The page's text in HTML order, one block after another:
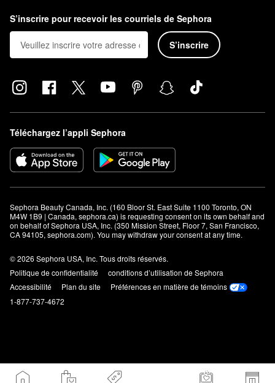
S’inscrire pour recevoir les courriels de Sephora
S’inscrire
Téléchargez l’appli Sephora
Sephora Beauty Canada, Inc. (160 Bloor St. East Suite 1100 Toronto, ON
M4W 1B9 | Canada, sephora.ca) is requesting consent on its own behalf and
on behalf of Sephora USA, Inc. (350 Mission Street, Floor 7, San Francisco,
CA 94105, sephora.com). You may withdraw your consent at any time.
© 2026 Sephora USA, Inc. Tous droits réservés.
Politique de confidentialité
conditions d’utilisation de Sephora
Accessibilité
Plan du site
Préférences en matière de témoins
1-877-737-4672